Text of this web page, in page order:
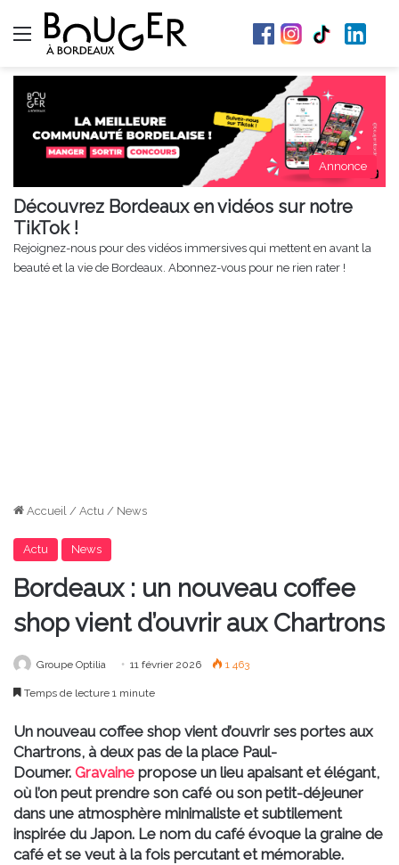
Menu
Annonce
Découvrez Bordeaux en vidéos sur notre
TikTok !
Rejoignez-nous pour des vidéos immersives qui mettent en avant la
beauté et la vie de Bordeaux. Abonnez-vous pour ne rien rater !
Accueil / Actu / News
Actu News
Bordeaux : un nouveau coffee
shop vient d’ouvrir aux Chartrons
Groupe Optilia 11 février 2026 1 463
Temps de lecture 1 minute
Un nouveau coffee shop vient d’ouvrir ses portes aux
Chartrons, à deux pas de la place Paul-
Doumer. Gravaine propose un lieu apaisant et élégant,
où l’on peut prendre son café ou son petit-déjeuner
dans une atmosphère minimaliste et subtilement
inspirée du Japon. Le nom du café évoque la graine de
café et se veut à la fois percutant et mémorable.